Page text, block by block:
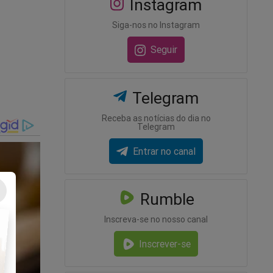
o
Instagram
Siga-nos no Instagram
Seguir
Telegram
Receba as notícias do dia no
Telegram
Entrar no canal
Rumble
Inscreva-se no nosso canal
Inscrever-se